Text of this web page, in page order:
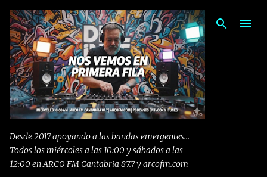
Ir al contenido principal
Desde 2017 apoyando a las bandas emergentes...
Todos los miércoles a las 10:00 y sábados a las
12:00 en ARCO FM Cantabria 87.7 y arcofm.com